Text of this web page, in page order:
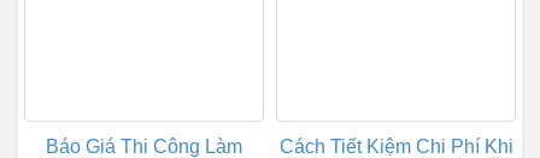
Báo Giá Thi Công Làm
Cách Tiết Kiệm Chi Phí Khi